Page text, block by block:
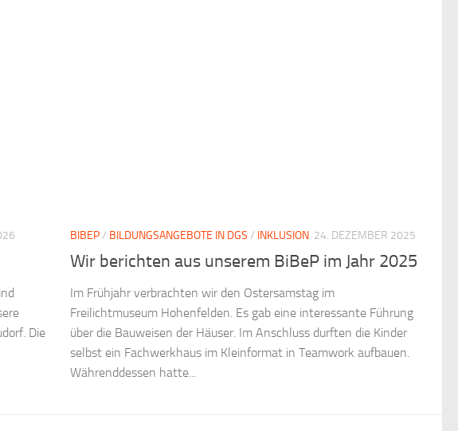
Die
BIBEP/ BILDUNGSANGEBOTE IN DGS / INKLUSION 24. DEZEMBER 2025
Wir berichten aus unserem BiBeP im Jahr 2025
Im Frühjahr verbrachten wir den Ostersamstag im
Freilichtmuseum Hohenfelden. Es gab eine interessante Führung
über die Bauweisen der Häuser. Im Anschluss durften die Kinder
selbst ein Fachwerkhaus im Kleinformat in Teamwork aufbauen.
Währenddessen hatte...